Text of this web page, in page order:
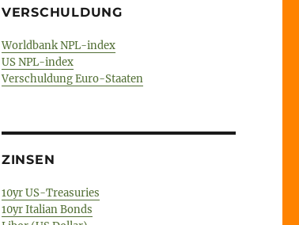
VERSCHULDUNG
Worldbank NPL-index
US NPL-index
Verschuldung Euro-Staaten
ZINSEN
10yr US-Treasuries
10yr Italian Bonds